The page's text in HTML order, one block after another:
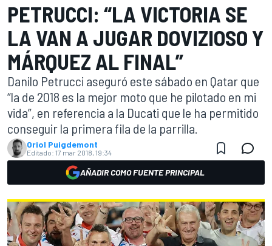
PETRUCCI: “LA VICTORIA SE
LA VAN A JUGAR DOVIZIOSO Y
MÁRQUEZ AL FINAL”
Danilo Petrucci aseguró este sábado en Qatar que
“la de 2018 es la mejor moto que he pilotado en mi
vida”, en referencia a la Ducati que le ha permitido
conseguir la primera fila de la parrilla.
Oriol Puigdemont
Editado: 17 mar 2018, 19:34
AÑADIR COMO FUENTE PRINCIPAL